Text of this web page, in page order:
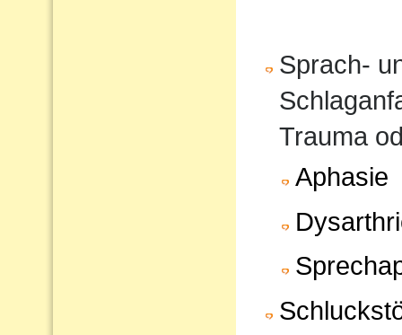
Sprach-
Trauma
Aphasie